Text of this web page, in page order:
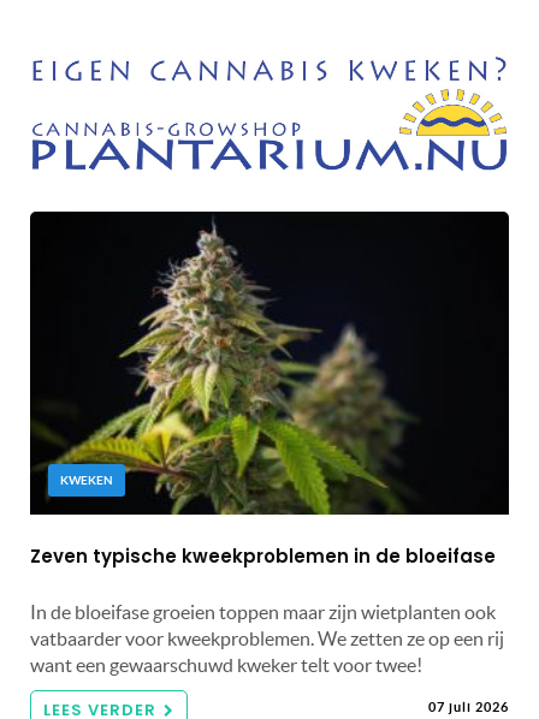
KWEKEN
Zeven typische kweekproblemen in de bloeifase
In de bloeifase groeien toppen maar zijn wietplanten ook
vatbaarder voor kweekproblemen. We zetten ze op een rij
want een gewaarschuwd kweker telt voor twee!
LEES VERDER 07 juli 2026